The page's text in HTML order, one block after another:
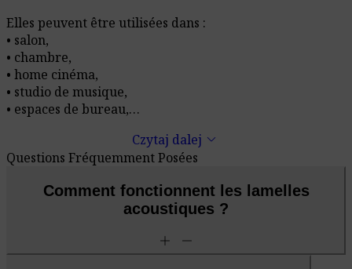
Elles peuvent être utilisées dans :
• salon,
• chambre,
• home cinéma,
• studio de musique,
• espaces de bureau,
Czytaj dalej keyboard_arrow_down
Questions Fréquemment Posées
Comment fonctionnent les lamelles
acoustiques ?
add remove